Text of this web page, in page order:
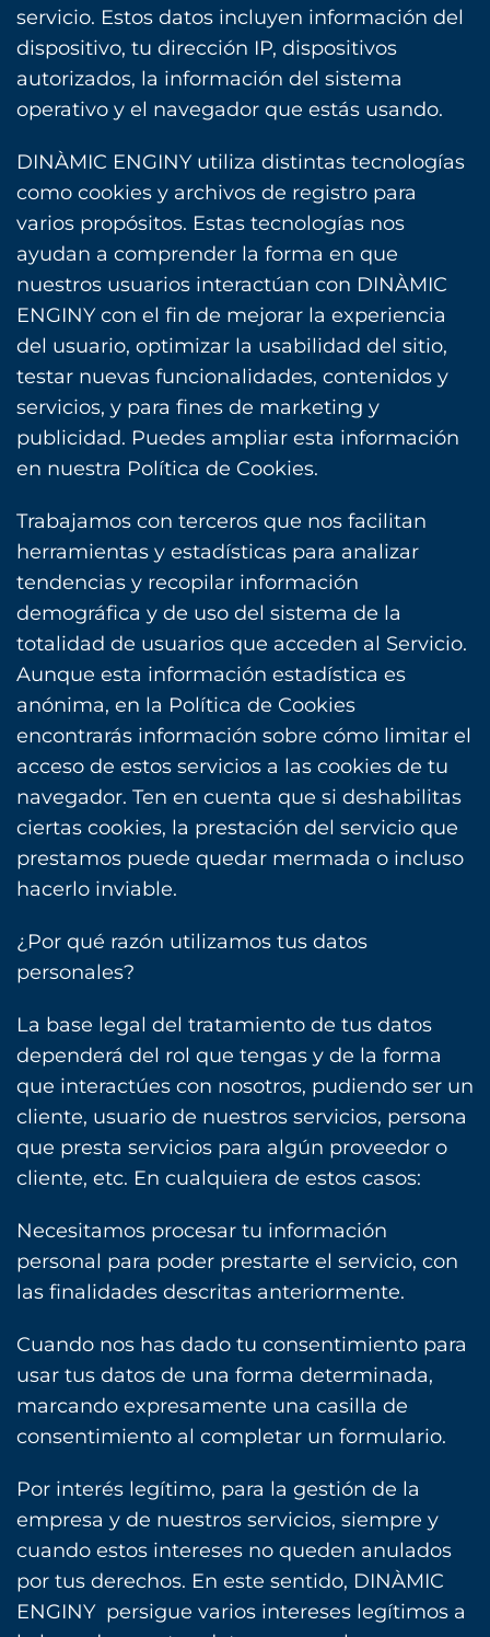
servicio. Estos datos incluyen información del
dispositivo, tu dirección IP, dispositivos
autorizados, la información del sistema
operativo y el navegador que estás usando.
DINÀMIC ENGINY utiliza distintas tecnologías
como cookies y archivos de registro para
varios propósitos. Estas tecnologías nos
ayudan a comprender la forma en que
nuestros usuarios interactúan con DINÀMIC
ENGINY con el fin de mejorar la experiencia
del usuario, optimizar la usabilidad del sitio,
testar nuevas funcionalidades, contenidos y
servicios, y para fines de marketing y
publicidad. Puedes ampliar esta información
en nuestra Política de Cookies.
Trabajamos con terceros que nos facilitan
herramientas y estadísticas para analizar
tendencias y recopilar información
demográfica y de uso del sistema de la
totalidad de usuarios que acceden al Servicio.
Aunque esta información estadística es
anónima, en la Política de Cookies
encontrarás información sobre cómo limitar el
acceso de estos servicios a las cookies de tu
navegador. Ten en cuenta que si deshabilitas
ciertas cookies, la prestación del servicio que
prestamos puede quedar mermada o incluso
hacerlo inviable.
¿Por qué razón utilizamos tus datos
personales?
La base legal del tratamiento de tus datos
dependerá del rol que tengas y de la forma
que interactúes con nosotros, pudiendo ser un
cliente, usuario de nuestros servicios, persona
que presta servicios para algún proveedor o
cliente, etc. En cualquiera de estos casos:
Necesitamos procesar tu información
personal para poder prestarte el servicio, con
las finalidades descritas anteriormente.
Cuando nos has dado tu consentimiento para
usar tus datos de una forma determinada,
marcando expresamente una casilla de
consentimiento al completar un formulario.
Por interés legítimo, para la gestión de la
empresa y de nuestros servicios, siempre y
cuando estos intereses no queden anulados
por tus derechos. En este sentido, DINÀMIC
ENGINY persigue varios intereses legítimos a